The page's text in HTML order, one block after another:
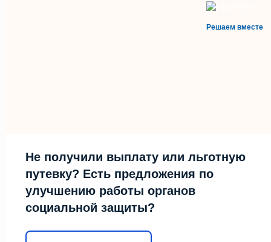
Решаем вместе
Не получили выплату или льготную
путевку? Есть предложения по
улучшению работы органов
социальной защиты?